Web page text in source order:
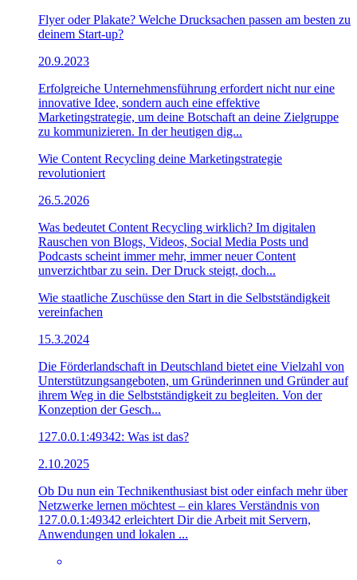
Flyer oder Plakate? Welche Drucksachen passen am besten zu
deinem Start-up?
20.9.2023
Erfolgreiche Unternehmensführung erfordert nicht nur eine
innovative Idee, sondern auch eine effektive
Marketingstrategie, um deine Botschaft an deine Zielgruppe
zu kommunizieren. In der heutigen dig...
Wie Content Recycling deine Marketingstrategie
revolutioniert
26.5.2026
Was bedeutet Content Recycling wirklich? Im digitalen
Rauschen von Blogs, Videos, Social Media Posts und
Podcasts scheint immer mehr, immer neuer Content
unverzichtbar zu sein. Der Druck steigt, doch...
Wie staatliche Zuschüsse den Start in die Selbstständigkeit
vereinfachen
15.3.2024
Die Förderlandschaft in Deutschland bietet eine Vielzahl von
Unterstützungsangeboten, um Gründerinnen und Gründer auf
ihrem Weg in die Selbstständigkeit zu begleiten. Von der
Konzeption der Gesch...
127.0.0.1:49342: Was ist das?
2.10.2025
Ob Du nun ein Technikenthusiast bist oder einfach mehr über
Netzwerke lernen möchtest – ein klares Verständnis von
127.0.0.1:49342 erleichtert Dir die Arbeit mit Servern,
Anwendungen und lokalen ...